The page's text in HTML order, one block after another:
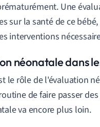
Une
sur la santé de ce
interventions
néonatale dans
le rôle de l'évaluation
de faire passer
va encore plus loin.